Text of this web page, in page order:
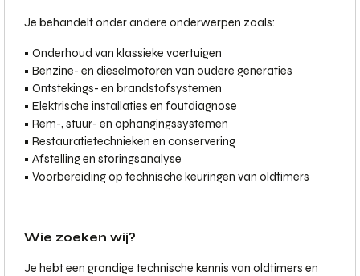
Je behandelt onder andere onderwerpen zoals:
• Onderhoud van klassieke voertuigen
• Benzine- en dieselmotoren van oudere generaties
• Ontstekings- en brandstofsystemen
• Elektrische installaties en foutdiagnose
• Rem-, stuur- en ophangingssystemen
• Restauratietechnieken en conservering
• Afstelling en storingsanalyse
• Voorbereiding op technische keuringen van oldtimers
Wie zoeken wij?
Je hebt een grondige technische kennis van oldtimers en